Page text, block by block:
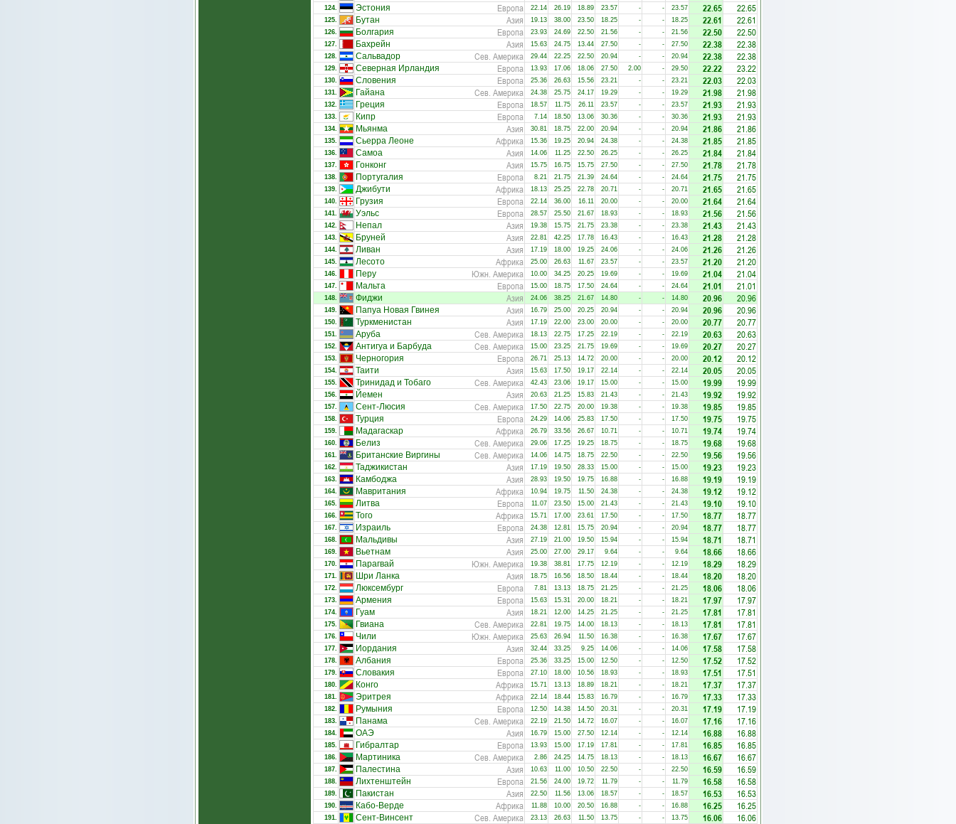
124. Эстония Европа 22.14 26.19 18.89 23.57 - - 23.57 22.65 22.65
125. Бутан Азия 19.13 38.00 23.50 18.25 - - 18.25 22.61 22.61
126. Болгария Европа 23.93 24.69 22.50 21.56 - - 21.56 22.50 22.50
127. Бахрейн Азия 15.63 24.75 13.44 27.50 - - 27.50 22.38 22.38
128. Сальвадор Сев. Америка 29.44 22.25 22.50 20.94 - - 20.94 22.38 22.38
129. Северная Ирландия Европа 13.93 17.06 18.06 27.50 2.00 - 29.50 22.22 23.22
130. Словения Европа 25.36 26.63 15.56 23.21 - - 23.21 22.03 22.03
131. Гайана Сев. Америка 24.38 25.75 24.17 19.29 - - 19.29 21.98 21.98
132. Греция Европа 18.57 11.75 26.11 23.57 - - 23.57 21.93 21.93
133. Кипр Европа 7.14 18.50 13.06 30.36 - - 30.36 21.93 21.93
134. Мьянма Азия 30.81 18.75 22.00 20.94 - - 20.94 21.86 21.86
135. Сьерра Леоне Африка 15.36 19.25 20.94 24.38 - - 24.38 21.85 21.85
136. Самоа Азия 14.06 11.25 22.50 26.25 - - 26.25 21.84 21.84
137. Гонконг Азия 15.75 16.75 15.75 27.50 - - 27.50 21.78 21.78
138. Португалия Европа 8.21 21.75 21.39 24.64 - - 24.64 21.75 21.75
139. Джибути Африка 18.13 25.25 22.78 20.71 - - 20.71 21.65 21.65
140. Грузия Европа 22.14 36.00 16.11 20.00 - - 20.00 21.64 21.64
141. Уэльс Европа 28.57 25.50 21.67 18.93 - - 18.93 21.56 21.56
142. Непал Азия 19.38 15.75 21.75 23.38 - - 23.38 21.43 21.43
143. Бруней Азия 22.81 42.25 17.78 16.43 - - 16.43 21.28 21.28
144. Ливан Азия 17.19 18.00 19.25 24.06 - - 24.06 21.26 21.26
145. Лесото Африка 25.00 26.63 11.67 23.57 - - 23.57 21.20 21.20
146. Перу Южн. Америка 10.00 34.25 20.25 19.69 - - 19.69 21.04 21.04
147. Мальта Европа 15.00 18.75 17.50 24.64 - - 24.64 21.01 21.01
148. Фиджи Азия 24.06 38.25 21.67 14.80 - - 14.80 20.96 20.96
149. Папуа Новая Гвинея Азия 16.79 25.00 20.25 20.94 - - 20.94 20.96 20.96
150. Туркменистан Азия 17.19 22.00 23.00 20.00 - - 20.00 20.77 20.77
151. Аруба Сев. Америка 18.13 22.75 17.25 22.19 - - 22.19 20.63 20.63
152. Антигуа и Барбуда Сев. Америка 15.00 23.25 21.75 19.69 - - 19.69 20.27 20.27
153. Черногория Европа 26.71 25.13 14.72 20.00 - - 20.00 20.12 20.12
154. Таити Азия 15.63 17.50 19.17 22.14 - - 22.14 20.05 20.05
155. Тринидад и Тобаго Сев. Америка 42.43 23.06 19.17 15.00 - - 15.00 19.99 19.99
156. Йемен Азия 20.63 21.25 15.83 21.43 - - 21.43 19.92 19.92
157. Сент-Люсия Сев. Америка 17.50 22.75 20.00 19.38 - - 19.38 19.85 19.85
158. Турция Европа 24.29 14.06 25.83 17.50 - - 17.50 19.75 19.75
159. Мадагаскар Африка 26.79 33.56 26.67 10.71 - - 10.71 19.74 19.74
160. Белиз Сев. Америка 29.06 17.25 19.25 18.75 - - 18.75 19.68 19.68
161. Британские Виргины Сев. Америка 14.06 14.75 18.75 22.50 - - 22.50 19.56 19.56
162. Таджикистан Азия 17.19 19.50 28.33 15.00 - - 15.00 19.23 19.23
163. Камбоджа Азия 28.93 19.50 19.75 16.88 - - 16.88 19.19 19.19
164. Мавритания Африка 10.94 19.75 11.50 24.38 - - 24.38 19.12 19.12
165. Литва Европа 11.07 23.50 15.00 21.43 - - 21.43 19.10 19.10
166. Того Африка 15.71 17.00 23.61 17.50 - - 17.50 18.77 18.77
167. Израиль Европа 24.38 12.81 15.75 20.94 - - 20.94 18.77 18.77
168. Мальдивы Азия 27.19 21.00 19.50 15.94 - - 15.94 18.71 18.71
169. Вьетнам Азия 25.00 27.00 29.17 9.64 - - 9.64 18.66 18.66
170. Парагвай Южн. Америка 19.38 38.81 17.75 12.19 - - 12.19 18.29 18.29
171. Шри Ланка Азия 18.75 16.56 18.50 18.44 - - 18.44 18.20 18.20
172. Люксембург Европа 7.81 13.13 18.75 21.25 - - 21.25 18.06 18.06
173. Армения Европа 15.63 15.31 20.00 18.21 - - 18.21 17.97 17.97
174. Гуам Азия 18.21 12.00 14.25 21.25 - - 21.25 17.81 17.81
175. Гвиана Сев. Америка 22.81 19.75 14.00 18.13 - - 18.13 17.81 17.81
176. Чили Южн. Америка 25.63 26.94 11.50 16.38 - - 16.38 17.67 17.67
177. Иордания Азия 32.44 33.25 9.25 14.06 - - 14.06 17.58 17.58
178. Албания Европа 25.36 33.25 15.00 12.50 - - 12.50 17.52 17.52
179. Словакия Европа 27.10 18.00 10.56 18.93 - - 18.93 17.51 17.51
180. Конго Африка 15.71 13.13 18.89 18.21 - - 18.21 17.37 17.37
181. Эритрея Африка 22.14 18.44 15.83 16.79 - - 16.79 17.33 17.33
182. Румыния Европа 12.50 14.38 14.50 20.31 - - 20.31 17.19 17.19
183. Панама Сев. Америка 22.19 21.50 14.72 16.07 - - 16.07 17.16 17.16
184. ОАЭ Азия 16.79 15.00 27.50 12.14 - - 12.14 16.88 16.88
185. Гибралтар Европа 13.93 15.00 17.19 17.81 - - 17.81 16.85 16.85
186. Мартиника Сев. Америка 2.86 24.25 14.75 18.13 - - 18.13 16.67 16.67
187. Палестина Азия 10.63 11.00 10.50 22.50 - - 22.50 16.59 16.59
188. Лихтенштейн Европа 21.56 24.00 19.72 11.79 - - 11.79 16.58 16.58
189. Пакистан Азия 22.50 11.56 13.06 18.57 - - 18.57 16.53 16.53
190. Кабо-Верде Африка 11.88 10.00 20.50 16.88 - - 16.88 16.25 16.25
191. Сент-Винсент Сев. Америка 23.13 26.63 11.50 13.75 - - 13.75 16.06
16.06